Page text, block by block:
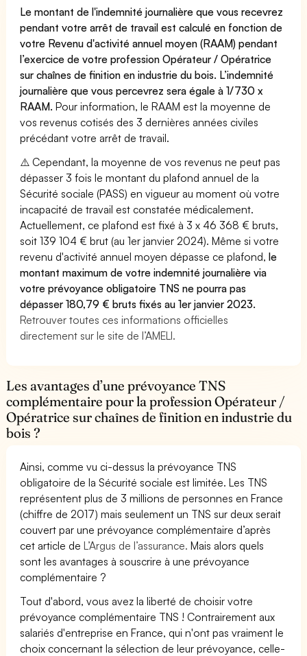
Le montant de l'indemnité journalière que vous recevrez
pendant votre arrêt de travail est calculé en fonction de
votre Revenu d'activité annuel moyen (RAAM) pendant
l’exercice de votre profession Opérateur / Opératrice
sur chaînes de finition en industrie du bois. L’indemnité
journalière que vous percevrez sera égale à 1/730 x
RAAM. Pour information, le RAAM est la moyenne de
vos revenus cotisés des 3 dernières années civiles
précédant votre arrêt de travail.
⚠️ Cependant, la moyenne de vos revenus ne peut pas
dépasser 3 fois le montant du plafond annuel de la
Sécurité sociale (PASS) en vigueur au moment où votre
incapacité de travail est constatée médicalement.
Actuellement, ce plafond est fixé à 3 x 46 368 € bruts,
soit 139 104 € brut (au 1er janvier 2024). Même si votre
revenu d'activité annuel moyen dépasse ce plafond,le
montant maximum de votre indemnité journalière via
votre prévoyance obligatoire TNS ne pourra pas
dépasser 180,79 € bruts fixés au 1er janvier 2023.
Retrouver toutes ces informations officielles
directement sur le site de l’AMELI.
Les avantages d’une prévoyance TNS
complémentaire pour la profession Opérateur /
Opératrice sur chaînes de finition en industrie du
bois ?
Ainsi, comme vu ci-dessus la prévoyance TNS
obligatoire de la Sécurité sociale est limitée. Les TNS
représentent plus de 3 millions de personnes en France
(chiffre de 2017) mais seulement un TNS sur deux serait
couvert par une prévoyance complémentaire d’après
cet article deL’Argus de l’assurance. Mais alors quels
sont les avantages à souscrire à une prévoyance
complémentaire ?
Tout d'abord, vous avez la liberté de choisir votre
prévoyance complémentaire TNS ! Contrairement aux
salariés d'entreprise en France, qui n'ont pas vraiment le
choix concernant la sélection de leur prévoyance, celle-